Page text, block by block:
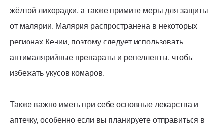
жёлтой лихорадки, а также примите меры для защиты
от малярии. Малярия распространена в некоторых
регионах Кении, поэтому следует использовать
антималярийные препараты и репелленты, чтобы
избежать укусов комаров.
Также важно иметь при себе основные лекарства и
аптечку, особенно если вы планируете отправиться в